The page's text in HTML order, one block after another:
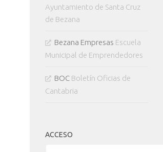
Ayuntamiento de Santa Cruz
de Bezana
Bezana Empresas Escuela
Municipal de Emprendedores
BOC Boletín Oficias de
Cantabria
ACCESO